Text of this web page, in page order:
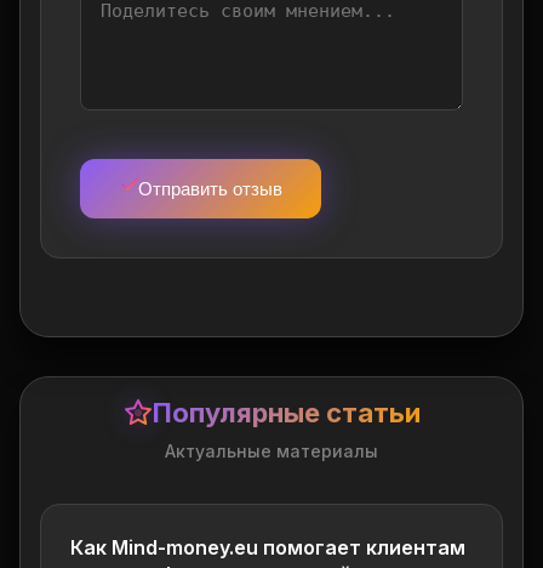
Отправить отзыв
Популярные статьи
Актуальные материалы
Как Mind-money.eu помогает клиентам